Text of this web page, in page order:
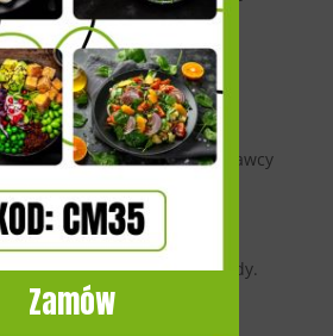
na wybrane cateringi
przyczynić się do
wpływu na środowisko. Dostawcy
odpady poprzez
i zmniejszanie zużycia
z cateringu,
energii elektrycznej i wody.
Zamów